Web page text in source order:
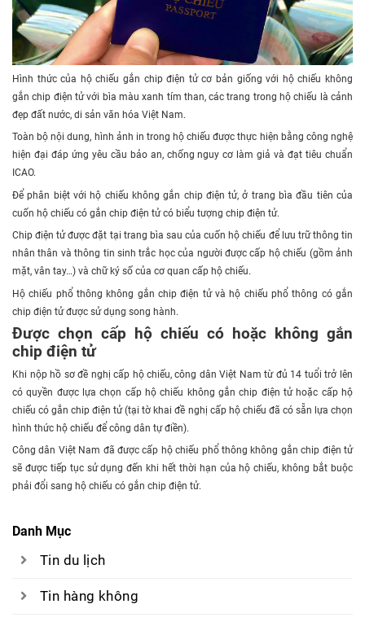
Hình thức của hộ chiếu gắn chip điện tử cơ bản giống với hộ chiếu không
gắn chip điện tử với bìa màu xanh tím than, các trang trong hộ chiếu là cảnh
đẹp đất nước, di sản văn hóa Việt Nam.
Toàn bộ nội dung, hình ảnh in trong hộ chiếu được thực hiện bằng công nghệ
hiện đại đáp ứng yêu cầu bảo an, chống nguy cơ làm giả và đạt tiêu chuẩn
ICAO.
Để phân biệt với hộ chiếu không gắn chip điện tử, ở trang bìa đầu tiên của
cuốn hộ chiếu có gắn chip điện tử có biểu tượng chip điện tử.
Chip điện tử được đặt tại trang bìa sau của cuốn hộ chiếu để lưu trữ thông tin
nhân thân và thông tin sinh trắc học của người được cấp hộ chiếu (gồm ảnh
mặt, vân tay…) và chữ ký số của cơ quan cấp hộ chiếu.
Hộ chiếu phổ thông không gắn chip điện tử và hộ chiếu phổ thông có gắn
chip điện tử được sử dụng song hành.
Được chọn cấp hộ chiếu có hoặc không gắn
chip điện tử
Khi nộp hồ sơ đề nghị cấp hộ chiếu, công dân Việt Nam từ đủ 14 tuổi trở lên
có quyền được lựa chọn cấp hộ chiếu không gắn chip điện tử hoặc cấp hộ
chiếu có gắn chip điện tử (tại tờ khai đề nghị cấp hộ chiếu đã có sẵn lựa chọn
hình thức hộ chiếu để công dân tự điền).
Công dân Việt Nam đã được cấp hộ chiếu phổ thông không gắn chip điện tử
sẽ được tiếp tục sử dụng đến khi hết thời hạn của hộ chiếu, không bắt buộc
phải đổi sang hộ chiếu có gắn chip điện tử.
Danh Mục
Tin du lịch
Tin hàng không